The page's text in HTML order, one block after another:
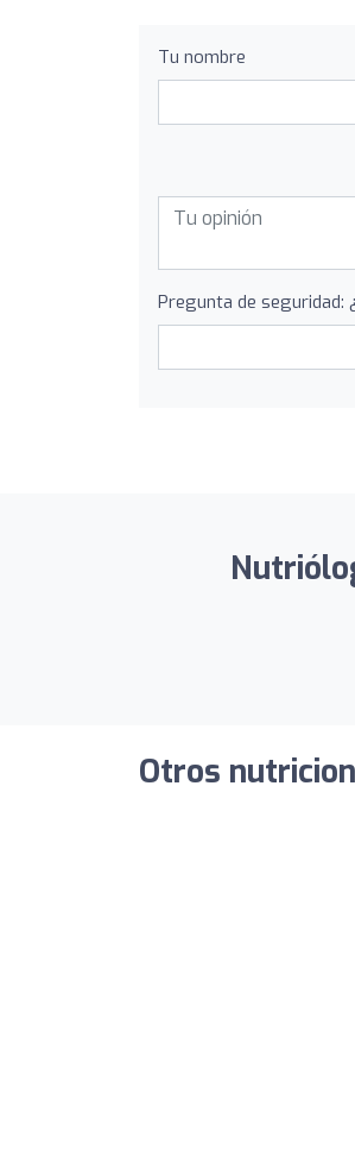
Tu nombre
Pregunta de seguridad:
Otros